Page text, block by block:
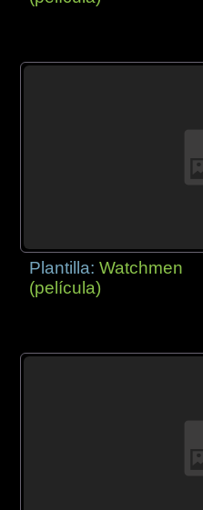
Plantilla:Watchmen
(película)